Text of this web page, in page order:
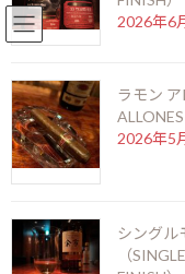
テ
ン
ツ
へ
ス
ゲ
ー
シ
ョ
ン
ハバナク
2026年6
ラモン
2026年5
シングル
（